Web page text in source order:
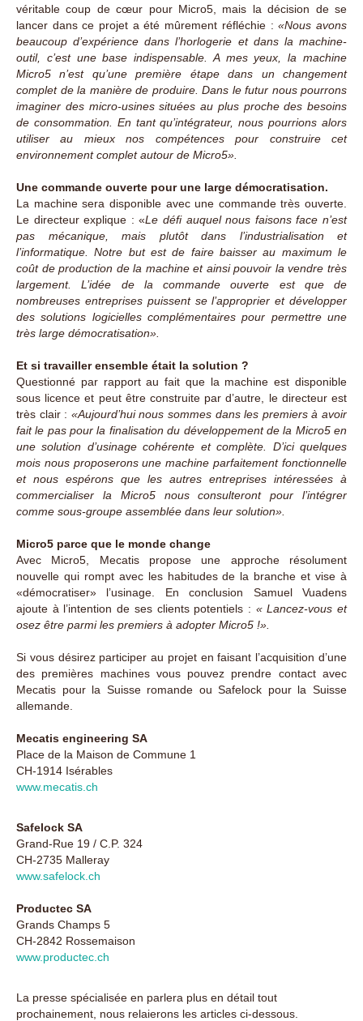
véritable coup de cœur pour Micro5, mais la décision de se
lancer dans ce projet a été mûrement réfléchie :«Nous avons
beaucoup d’expérience dans l’horlogerie et dans la machine-
outil, c’est une base indispensable. A mes yeux, la machine
Micro5 n’est qu’une première étape dans un changement
complet de la manière de produire. Dans le futur nous pourrons
imaginer des micro-usines situées au plus proche des besoins
de consommation. En tant qu’intégrateur, nous pourrions alors
utiliser au mieux nos compétences pour construire cet
environnement complet autour de Micro5».
Une commande ouverte pour une large démocratisation.
La machine sera disponible avec une commande très ouverte.
Le directeur explique : «Le défi auquel nous faisons face n’est
pas mécanique, mais plutôt dans l’industrialisation et
l’informatique. Notre but est de faire baisser au maximum le
coût de production de la machine et ainsi pouvoir la vendre très
largement. L’idée de la commande ouverte est que de
nombreuses entreprises puissent se l’approprier et développer
des solutions logicielles complémentaires pour permettre une
très large démocratisation».
Et si travailler ensemble était la solution ?
Questionné par rapport au fait que la machine est disponible
sous licence et peut être construite par d’autre, le directeur est
très clair : «Aujourd’hui nous sommes dans les premiers à avoir
fait le pas pour la finalisation du développement de la Micro5 en
une solution d’usinage cohérente et complète. D’ici quelques
mois nous proposerons une machine parfaitement fonctionnelle
et nous espérons que les autres entreprises intéressées à
commercialiser la Micro5 nous consulteront pour l’intégrer
comme sous-groupe assemblée dans leur solution».
Micro5 parce que le monde change
Avec Micro5, Mecatis propose une approche résolument
nouvelle qui rompt avec les habitudes de la branche et vise à
«démocratiser» l’usinage. En conclusion Samuel Vuadens
ajoute à l’intention de ses clients potentiels : « Lancez-vous et
osez être parmi les premiers à adopter Micro5 !».
Si vous désirez participer au projet en faisant l’acquisition d’une
des premières machines vous pouvez prendre contact avec
Mecatis pour la Suisse romande ou Safelock pour la Suisse
allemande.
Mecatis engineering SA
Place de la Maison de Commune 1
CH-1914 Isérables
www.mecatis.ch
Safelock SA
Grand-Rue 19 / C.P. 324
CH-2735 Malleray
www.safelock.ch
Productec SA
Grands Champs 5
CH-2842 Rossemaison
www.productec.ch
La presse spécialisée en parlera plus en détail tout
prochainement, nous relaierons les articles ci-dessous.